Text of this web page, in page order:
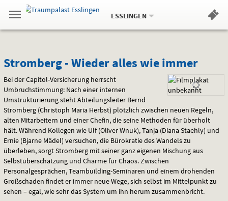
Springe
zum
,zum
.
Navigation
Gehe
zur
Standortauswahl
Standort:
ESSLINGEN.
Hinweis
Stromberg
-
Wieder
alles
wie
immer
Stromberg - Wieder alles wie immer
Bei der Capitol-Versicherung herrscht
Umbruchstimmung: Nach einer internen
Umstrukturierung steht Abteilungsleiter Bernd
Stromberg (Christoph Maria Herbst) plötzlich zwischen neuen Regeln,
alten Mitarbeitern und einer Chefin, die seine Methoden für überholt
hält. Während Kollegen wie Ulf (Oliver Wnuk), Tanja (Diana Staehly) und
Ernie (Bjarne Mädel) versuchen, die Bürokratie des Wandels zu
überleben, sorgt Stromberg mit seiner ganz eigenen Mischung aus
Selbstüberschätzung und Charme für Chaos. Zwischen
Personalgesprächen, Teambuilding-Seminaren und einem drohenden
Großschaden findet er immer neue Wege, sich selbst im Mittelpunkt zu
sehen – egal, wie sehr das System um ihn herum zusammenbricht.